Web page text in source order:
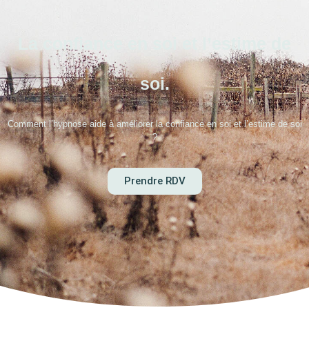
La confiance en soi et l’estime de
soi.
Comment l’hypnose aide à améliorer la confiance en soi et l’estime de soi
?
Prendre RDV